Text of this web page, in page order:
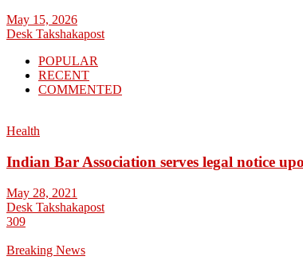
May 15, 2026
Desk Takshakapost
POPULAR
RECENT
COMMENTED
Health
Indian Bar Association serves legal notice
May 28, 2021
Desk Takshakapost
309
Breaking News